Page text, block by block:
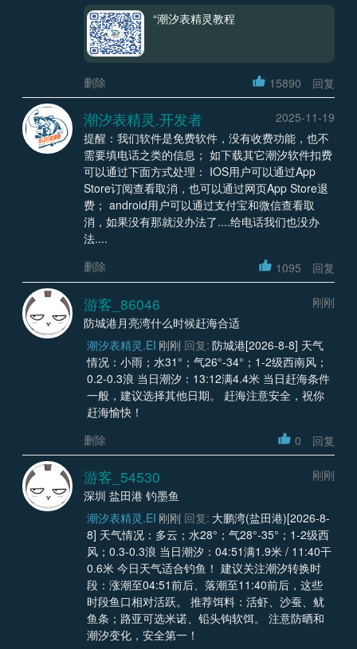
“潮汐表精灵教程
删除 15890 回复
潮汐表精灵.开发者
2025-11-19
提醒：我们软件是免费软件，没有收费功能，也不
需要填电话之类的信息； 如下载其它潮汐软件扣费
可以通过下面方式处理： IOS用户可以通过App
Store订阅查看取消，也可以通过网页App Store退
费； android用户可以通过支付宝和微信查看取
消，如果没有那就没办法了....给电话我们也没办
法....
删除
1095 回复
游客_86046
刚刚
防城港月亮湾什么时候赶海合适
潮汐表精灵.EI 刚刚 回复: 防城港[2026-8-8] 天气
情况：小雨；水31°；气26°-34°；1-2级西南风；
0.2-0.3浪 当日潮汐：13:12满4.4米 当日赶海条件
一般，建议选择其他日期。 赶海注意安全，祝你
赶海愉快！
删除
0 回复
游客_54530
刚刚
深圳 盐田港 钓墨鱼
潮汐表精灵.EI 刚刚 回复: 大鹏湾(盐田港)[2026-8-
8] 天气情况：多云；水28°；气28°-35°；1-2级西
风；0.3-0.3浪 当日潮汐：04:51满1.9米 / 11:40干
0.6米 今日天气适合钓鱼！ 建议关注潮汐转换时
段：涨潮至04:51前后、落潮至11:40前后，这些
时段鱼口相对活跃。 推荐饵料：活虾、沙蚕、鱿
鱼条；路亚可选米诺、铅头钩软饵。 注意防晒和
潮汐变化，安全第一！